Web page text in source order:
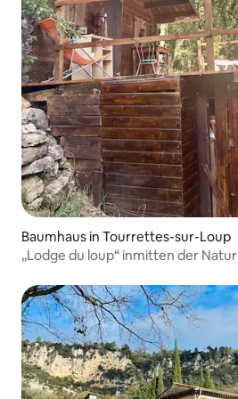
Baumhaus in Tourrettes-sur-Loup
„Lodge du loup“ inmitten der Natur